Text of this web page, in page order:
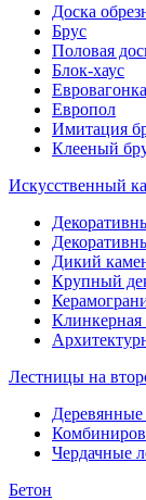
Доска
Брус
Половая
Блок-хаус
Евровагонка
Европол
Имитация
Клееный
Искусственный
Дикий
Крупный
Клинкерная
Лестницы на
Чердачные
Бетон